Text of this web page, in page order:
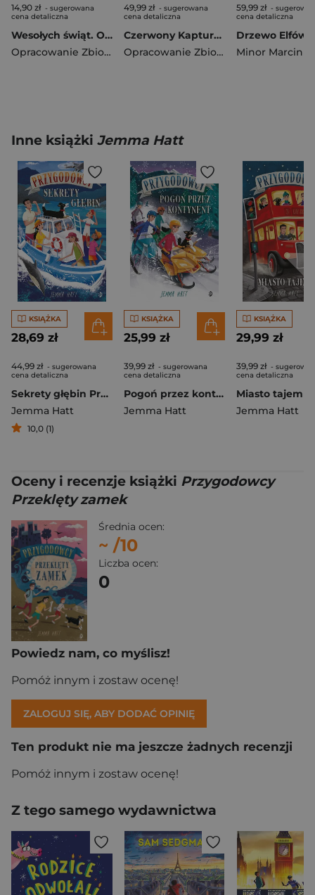
14,90 zł - sugerowana
cena detaliczna
Wesołych świąt. Opowiadanka & rzepiki
Opracowanie Zbiorowe
49,99 zł - sugerowana
cena detaliczna
Czerwony Kapturek
Opracowanie Zbiorowe
59,99 zł -
cena detaliczna
Minor Marcin
Inne książki Jemma Hatt
KSIĄŻKA
28,69 zł
44,99 zł - sugerowana
cena detaliczna
Sekrety głębin Przygodowcy Tom 6
Jemma Hatt
10,0 (1)
KSIĄŻKA
25,99 zł
39,99 zł - sugerowana
cena detaliczna
Pogoń przez kontynent. Przygodowcy. Tom 4
Jemma Hatt
KSIĄŻKA
29,99 zł
39,99 zł -
cena detaliczna
Jemma Hatt
Oceny i recenzje książki Przygodowcy
Przeklęty zamek
Średnia ocen:
~ /10
Liczba ocen:
0
Powiedz nam, co myślisz!
Pomóż innym i zostaw ocenę!
ZALOGUJ SIĘ, ABY DODAĆ OPINIĘ
Ten produkt nie ma jeszcze żadnych recenzji
Pomóż innym i zostaw ocenę!
Z tego samego wydawnictwa